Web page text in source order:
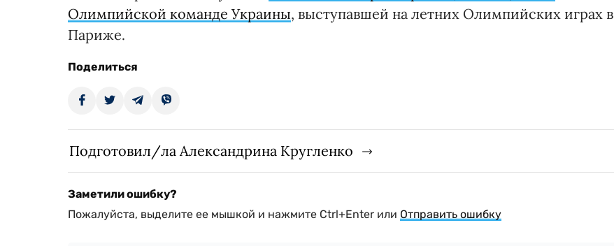
Олимпийской команде Украины, выступавшей на летних Олимпийских играх в
Париже.
Поделиться
Подготовил/ла Александрина Кругленко
Заметили ошибку?
Пожалуйста, выделите ее мышкой и нажмите Ctrl+Enter или Отправить ошибку